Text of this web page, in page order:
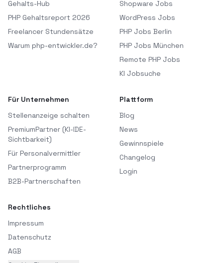
Gehalts-Hub
PHP Gehaltsreport 2026
Freelancer Stundensätze
Warum php-entwickler.de?
Shopware Jobs
WordPress Jobs
PHP Jobs Berlin
PHP Jobs München
Remote PHP Jobs
KI Jobsuche
Für Unternehmen
Stellenanzeige schalten
PremiumPartner (KI-IDE-
Sichtbarkeit)
Für Personalvermittler
Partnerprogramm
B2B-Partnerschaften
Plattform
Blog
News
Gewinnspiele
Changelog
Login
Rechtliches
Impressum
Datenschutz
AGB